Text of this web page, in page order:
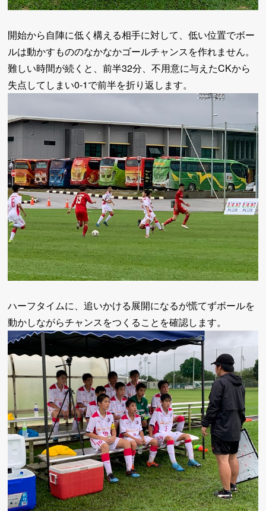
開始から自陣に低く構える相手に対して、低い位置でボー
ルは動かすもののなかなかゴールチャンスを作れません。
難しい時間が続くと、前半32分、不用意に与えたCKから
失点してしまい0-1で前半を折り返します。
ハーフタイムに、追いかける展開になるが慌てずボールを
動かしながらチャンスをつくることを確認します。